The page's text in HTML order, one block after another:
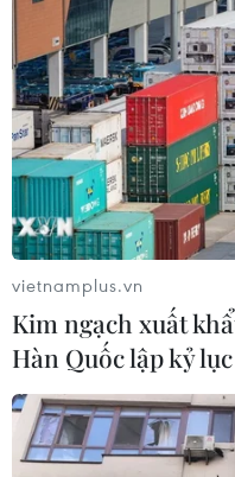
TIN CÙNG
vietnamplus.vn
Kim ngạch xuất
Hàn Quốc lập kỷ